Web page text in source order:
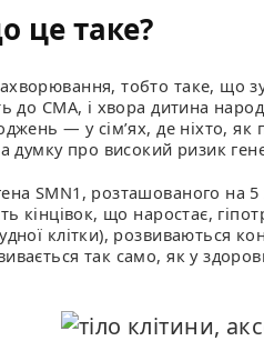
це таке?
тобто таке, що
до СМА, і хвора дитина
— у сім’ях, де ніхто,
думку про високий ризик
SMN1, розташованого на
кінцівок, що наростає,
клітки), розвиваються
так само, як у